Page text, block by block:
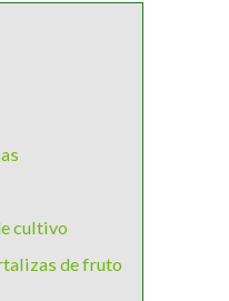
cultivo
de fruto